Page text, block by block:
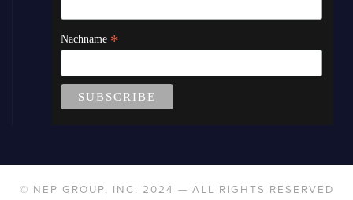
Nachname *
© NEP GROUP, INC. 2024 — ALL RIGHTS RESERVED